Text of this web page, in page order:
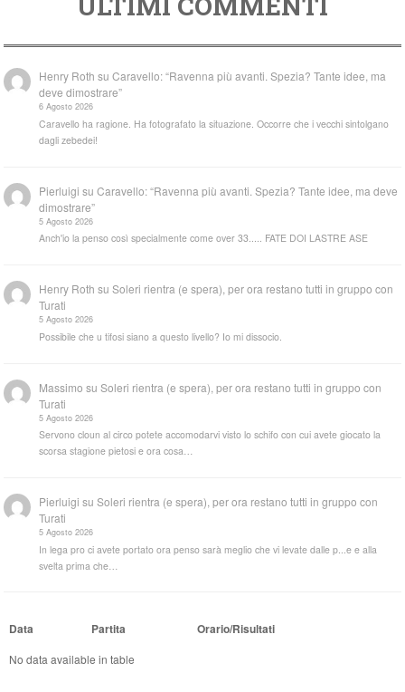
Henry Roth suCaravello: “Ravenna più avanti. Spezia? Tante idee, ma
deve dimostrare”
6 Agosto 2026
Caravello ha ragione. Ha fotografato la situazione. Occorre che i vecchi sintolgano
dagli zebedei!
Pierluigi suCaravello: “Ravenna più avanti. Spezia? Tante idee, ma deve
dimostrare”
5 Agosto 2026
Anch'io la penso così specialmente come over 33..... FATE DOI LASTRE ASE
Henry Roth suSoleri rientra (e spera), per ora restano tutti in gruppo con
Turati
5 Agosto 2026
Possibile che u tifosi siano a questo livello? Io mi dissocio.
Massimo suSoleri rientra (e spera), per ora restano tutti in gruppo con
Turati
5 Agosto 2026
Servono cloun al circo potete accomodarvi visto lo schifo con cui avete giocato la
scorsa stagione pietosi e ora cosa…
Pierluigi suSoleri rientra (e spera), per ora restano tutti in gruppo con
Turati
5 Agosto 2026
In lega pro ci avete portato ora penso sarà meglio che vi levate dalle p...e e alla
svelta prima che…
Data Partita Orario/Risultati
No data available in table